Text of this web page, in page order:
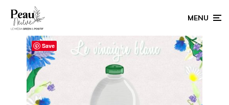
MENU
Save